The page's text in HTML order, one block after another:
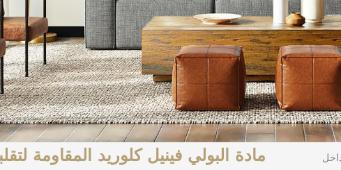
مادة البولي فينيل كلوريد المقاومة